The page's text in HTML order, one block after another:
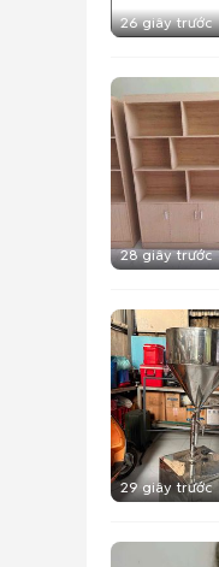
26 giây trước
28 giây trước
29 giây trước